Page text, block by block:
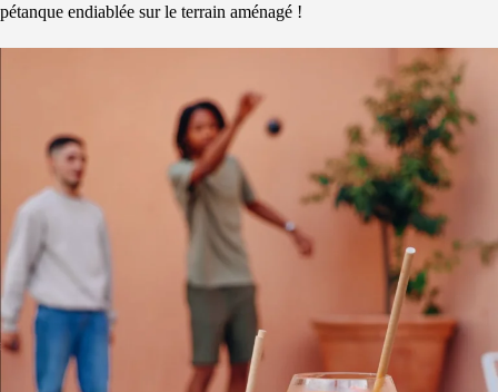
pétanque endiablée sur le terrain aménagé !